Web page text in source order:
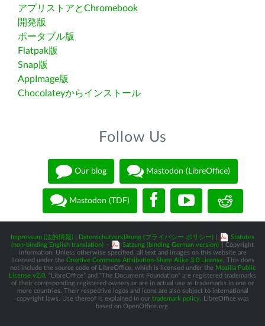
アプリストアとChromebook
開発版
ポータブル版
Flatpak版
Snap版
AppImage版
Chocolateyからインストール
Follow Us
Our blog Mastodon (LibreOffice)
Mastodon (TDF)
Impressum (法的情報) Datenschutzerklärung (プライバシー ポリシー)
Statutes
(non-binding English translation) - Satzung (binding German version)
| Copyright
information: Unless otherwise specified, all text and images on this website are
licensed under the Creative Commons Attribution-Share Alike 3.0 License. This does
not include the source code of LibreOffice, which is licensed under the Mozilla Public
License v2.0 . “LibreOffice” and “The Document Foundation” are registered trademarks
of their corresponding registered owners or are in actual use as trademarks in one or
more countries. Their respective logos and icons are also subject to international
copyright laws. Use thereof is explained in our trademark policy. LibreOffice was
based on OpenOffice.org.